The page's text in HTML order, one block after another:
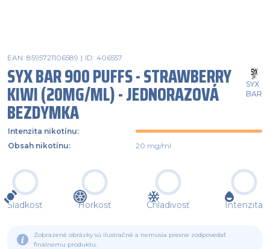
EAN: 8595721106589 | ID: 406557
SYX BAR 900 PUFFS - STRAWBERRY
KIWI (20MG/ML) - JEDNORAZOVÁ
BEZDYMKA
SYX
BAR
Intenzita nikotínu:
Obsah nikotínu: 20 mg/ml
Sladkosť Horkosť Chladivosť Intenzita
Zobrazené obrázky sú ilustračné a nemusia presne zodpovedať
finálnemu produktu.